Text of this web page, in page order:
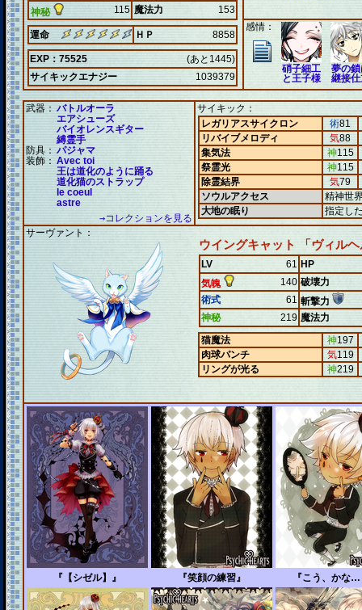
神秘
115 魔法力 153
運命 ＨＰ 8858
EXP：75525
(あと1445)
サイキックエナジー
1039379
感情：
硝子細工
と王子様
夢の
継接
武器： バトルオーラ
エアシューズ
バイオレンスギター
縛霊手
防具：パジャマ
装飾：Avec toi
王は道化のように踊る
道化猫のストラップ
le coeul
astre
→コレクションを見る
サイキック：
レガリアスサイクロン
術81
リバイブメロディ
気88
集気法
神115
祭霊光
神115
除霊結界
気79
ソウルアクセス
精神世
大地の眠り
指定し
サーヴァント：
ウイングキャット 「ヴィル
LV 61 HP
気魄
140 破壊力
術式
61 斬撃力
神秘
219 魔法力
猫魔法
神197
肉球パンチ
気119
リングが光る
神219
『【シゼル】』 『笑顔の練習』 『こう、かな